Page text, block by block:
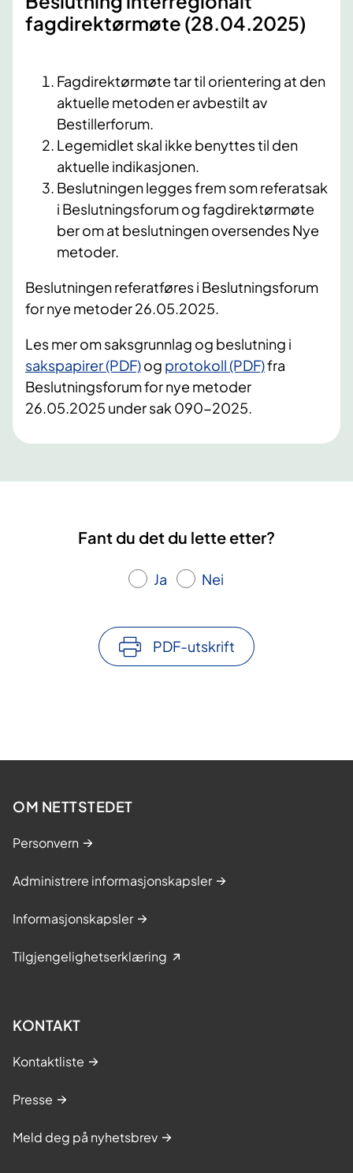
fagdirektørmøte (28.04.2025)
Fagdirektørmøte tar til orientering at den
aktuelle metoden er avbestilt av
Bestillerforum.
Legemidlet skal ikke benyttes til den
aktuelle indikasjonen.
Beslutningen legges frem som referatsak
i Beslutningsforum og fagdirektørmøte
ber om at beslutningen oversendes Nye
metoder.
Beslutningen referatføres i Beslutningsforum
for nye metoder 26.05.2025.
Les mer om saksgrunnlag og beslutning i
sakspapirer (PDF)og protokoll (PDF)fra
Beslutningsforum for nye metoder
26.05.2025 under sak 090-2025.
Fant du det du lette etter?
Ja Nei
PDF-utskrift
OM NETTSTEDET
Personvern
Administrere informasjonskapsler
Informasjonskapsler
Tilgjengelighetserklæring
KONTAKT
Kontaktliste
Presse
Meld deg på nyhetsbrev